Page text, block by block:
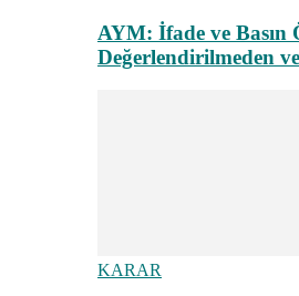
AYM: İfade ve Basın
Değerlendirilmeden
KARAR